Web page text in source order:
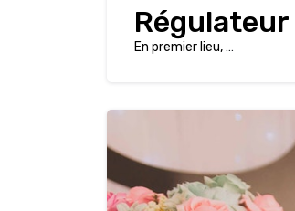
Régulateur
En premier lieu,…